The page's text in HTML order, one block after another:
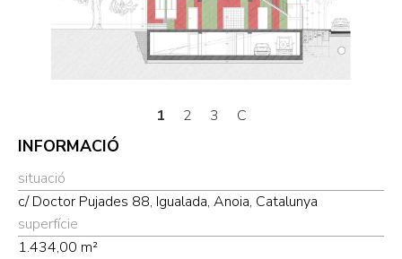
1 2 3 C
INFORMACIÓ
situació
c/ Doctor Pujades 88, Igualada, Anoia, Catalunya
superfície
1.434,00 m²